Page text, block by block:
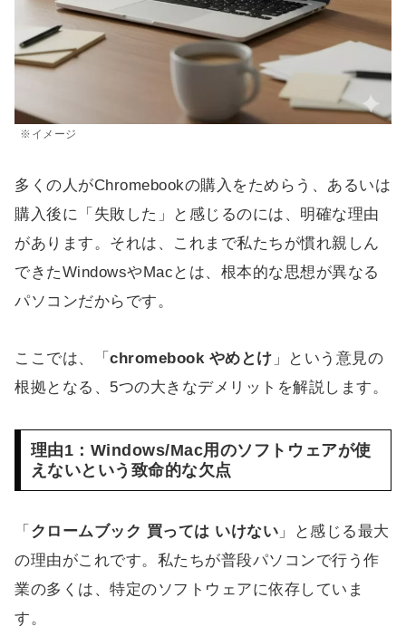
※イメージ
多くの人がChromebookの購入をためらう、あるいは
購入後に「失敗した」と感じるのには、明確な理由
があります。それは、これまで私たちが慣れ親しん
できたWindowsやMacとは、根本的な思想が異なる
パソコンだからです。
ここでは、「chromebook やめとけ 」という意見の
根拠となる、5つの大きなデメリットを解説します。
理由1：Windows/Mac用のソフトウェアが使
えないという致命的な欠点
「 クロームブック 買っては いけない 」と感じる最大
の理由がこれです。私たちが普段パソコンで行う作
業の多くは、特定のソフトウェアに依存していま
す。